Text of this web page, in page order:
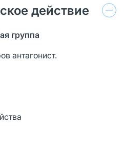
действие
группа
антагонист.